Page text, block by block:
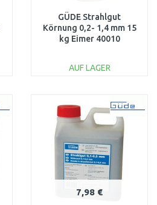
GÜDE Strahlgut
Körnung 0,2- 1,4 mm 15
kg Eimer 40010
AUF LAGER
Vergleichen
7,98 €